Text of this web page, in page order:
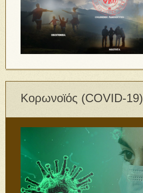
Κορωνοϊός (COVID-19)